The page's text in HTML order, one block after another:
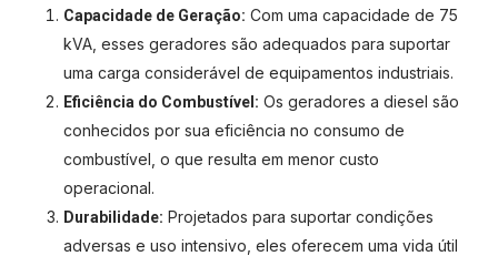
Capacidade de Geração: Com uma capacidade de 75
kVA, esses geradores são adequados para suportar
uma carga considerável de equipamentos industriais.
Eficiência do Combustível: Os geradores a diesel são
conhecidos por sua eficiência no consumo de
combustível, o que resulta em menor custo
operacional.
Durabilidade: Projetados para suportar condições
adversas e uso intensivo, eles oferecem uma vida útil